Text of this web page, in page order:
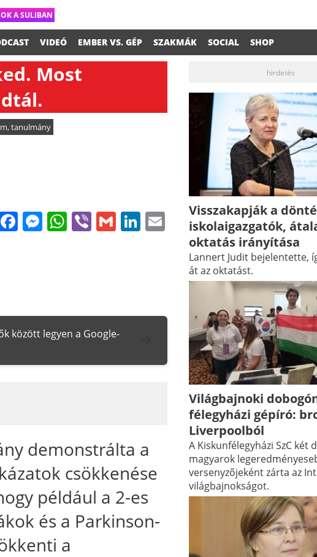
A SULIBAN
VIDEÓ EMBER VS. GÉP SZAKMÁK SOCIAL SHOP
Most
,tanulmány
Facebook
Messenger
WhatsApp
ViberGmailLinkedIn
Email
között legyen a Google-
demonstrálta a
csökkenése
például a 2-es
és a Parkinson-
a
hirdetés
Visszakapják a
iskolaigazgatók,
oktatás irányítása
Lannert Judit bejelentette,
át az oktatást.
Világbajnoki
félegyházi gépíró:
Liverpoolból
A Kiskunfélegyházi SzC két
magyarok
versenyzőjeként zárta az
világbajnokságot.